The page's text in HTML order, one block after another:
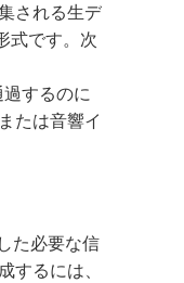
される生デ
式です。次
するのに
たは音響イ
た必要な信
るには、